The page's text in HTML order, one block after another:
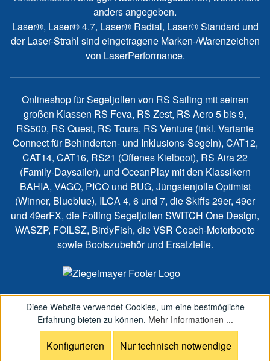
anders angegeben.
Laser®, Laser® 4.7, Laser® Radial, Laser® Standard und
der Laser-Strahl sind eingetragene Marken-/Warenzeichen
von LaserPerformance.
Onlineshop für Segeljollen von RS Sailing mit seinen
großen Klassen RS Feva, RS Zest, RS Aero 5 bis 9,
RS500, RS Quest, RS Toura, RS Venture (inkl. Variante
Connect für Behinderten- und Inklusions-Segeln), CAT12,
CAT14, CAT16, RS21 (Offenes Kielboot), RS Aira 22
(Family-Daysailer), und OceanPlay mit den Klassikern
BAHIA, VAGO, PICO und BUG, Jüngstenjolle Optimist
(Winner, Blueblue), ILCA 4, 6 und 7, die Skiffs 29er, 49er
und 49erFX, die Foiling Segeljollen SWITCH One Design,
WASZP, FOILSZ, BirdyFish, die VSR Coach-Motorboote
sowie Bootszubehör und Ersatzteile.
Diese Website verwendet Cookies, um eine bestmögliche
Erfahrung bieten zu können. Mehr Informationen ...
Nur technisch notwendige
Konfigurieren